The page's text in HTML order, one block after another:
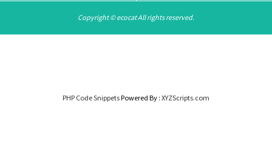
Copyright © ecocat All rights reserved.
PHP Code SnippetsPowered By :XYZScripts.com